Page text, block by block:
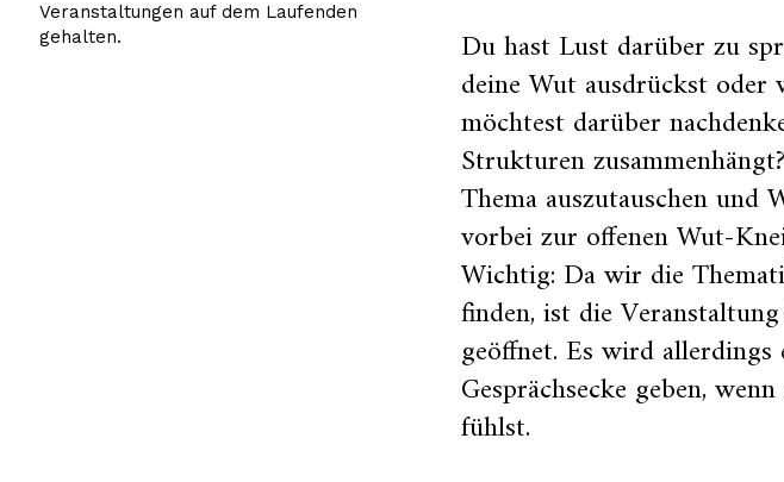
Du hast Lust darüber zu
deine Wut ausdrückst
möchtest darüber
Strukturen
Thema auszutauschen und
vorbei zur offenen Wut-
Wichtig: Da wir die
finden, ist die
geöffnet. Es wird
Gesprächsecke geben,
fühlst.
Veranstaltungen auf dem Laufenden
gehalten.